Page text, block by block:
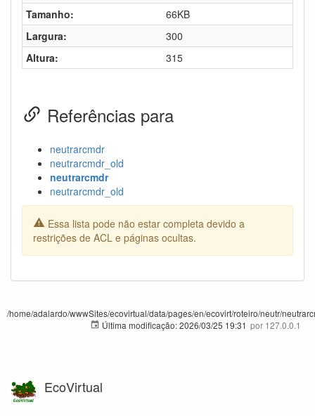
Tamanho:
66KB
Largura:
300
Altura:
315
Referências para
neutrarcmdr
neutrarcmdr_old
neutrarcmdr
neutrarcmdr_old
Essa lista pode não estar completa devido a
restrições de ACL e páginas ocultas.
/home/adalardo/wwwSites/ecovirtual/data/pages/en/ecovirt/roteiro/neutr/
Última modificação:2026/03/25 19:31 por 127.0.0.1
EcoVirtual